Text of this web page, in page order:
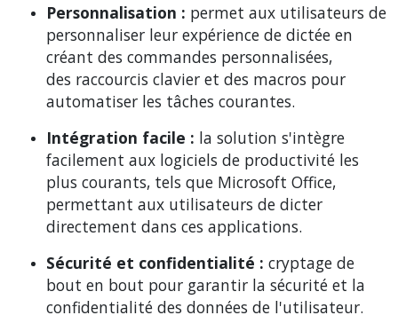
Personnalisation : permet aux utilisateurs de
personnaliser leur expérience de dictée en
créant des commandes personnalisées,
des raccourcis clavier et des macros pour
automatiser les tâches courantes.
Intégration facile : la solution s'intègre
facilement aux logiciels de productivité les
plus courants, tels que Microsoft Office,
permettant aux utilisateurs de dicter
directement dans ces applications.
Sécurité et confidentialité : cryptage de
bout en bout pour garantir la sécurité et la
confidentialité des données de l'utilisateur.